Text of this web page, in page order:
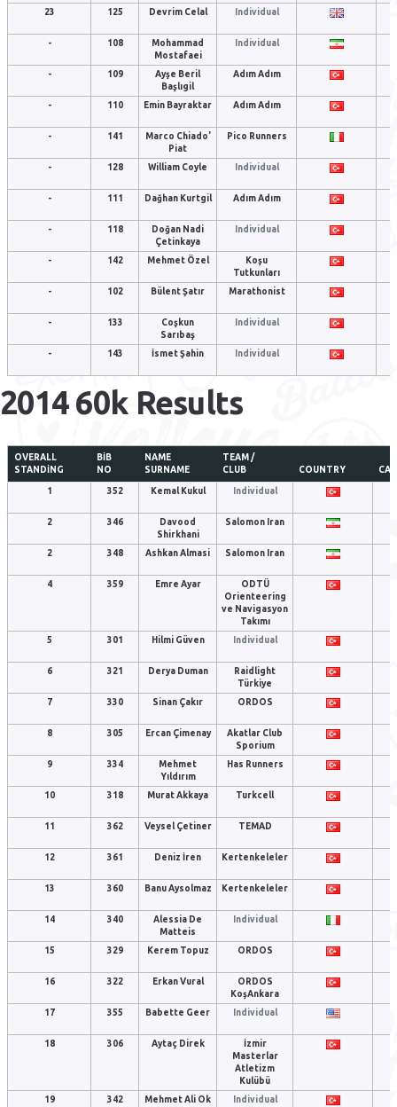
23 125 Devrim Celal Individual
- 108
Mohammad
Mostafaei
Individual
- 109
Ayşe Beril
Başlıgil
Adım Adım
- 110 Emin Bayraktar Adım Adım
- 141
Marco Chiado'
Piat
Pico Runners
- 128 William Coyle Individual
- 111 Dağhan Kurtgil Adım Adım
- 118
Doğan Nadi
Çetinkaya
Individual
- 142 Mehmet Özel
Koşu
Tutkunları
-
102 Bülent Şatır Marathonist
- 133
Coşkun
Sarıbaş
Individual
- 143 İsmet Şahin Individual
2014 60k Results
OVERALL
STANDING
BIB
NO
NAME
SURNAME
TEAM /
CLUB
COUNTRY
1 352 Kemal Kukul Individual
2 346
Davood
Shirkhani
Salomon Iran
2 348 Ashkan Almasi Salomon Iran
4 359 Emre Ayar
ODTÜ
Orienteering
ve Navigasyon
Takımı
5
301 Hilmi Güven Individual
6 321 Derya Duman
Raidlight
Türkiye
7
330 Sinan Çakır ORDOS
8 305 Ercan Çimenay
Akatlar Club
Sporium
9
334
Mehmet
Yıldırım
Has Runners
10 318 Murat Akkaya Turkcell
11 362 Veysel Çetiner TEMAD
12 361 Deniz İren Kertenkeleler
13 360 Banu Aysolmaz Kertenkeleler
14 340
Alessia De
Matteis
Individual
15 329 Kerem Topuz ORDOS
16 322 Erkan Vural
ORDOS
KoşAnkara
17
355 Babette Geer Individual
18 306 Aytaç Direk
İzmir
Masterlar
Atletizm
Kulübü
19
342 Mehmet Ali Ok Individual